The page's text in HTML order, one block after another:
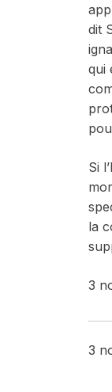
dit
qui
Si
la
3
3